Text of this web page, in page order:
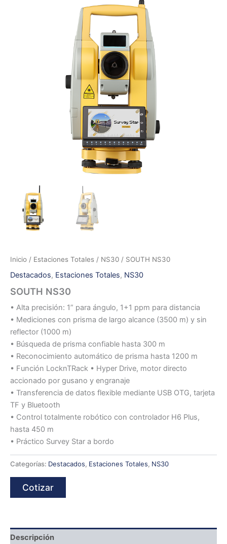
Inicio / Estaciones Totales / NS30 / SOUTH NS30
Destacados, Estaciones Totales, NS30
SOUTH NS30
• Alta precisión: 1” para ángulo, 1+1 ppm para distancia
• Mediciones con prisma de largo alcance (3500 m) y sin
reflector (1000 m)
• Búsqueda de prisma confiable hasta 300 m
• Reconocimiento automático de prisma hasta 1200 m
• Función LocknTRack • Hyper Drive, motor directo
accionado por gusano y engranaje
• Transferencia de datos flexible mediante USB OTG, tarjeta
TF y Bluetooth
• Control totalmente robótico con controlador H6 Plus,
hasta 450 m
• Práctico Survey Star a bordo
Categorías: Destacados, Estaciones Totales, NS30
Cotizar
Descripción